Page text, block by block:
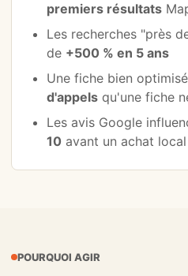
premiers résultats
Les recherches "près
de +500 % en 5 ans
Une fiche bien
d'appels qu'une fiche
Les avis Google
10 avant un achat local
POURQUOI AGIR